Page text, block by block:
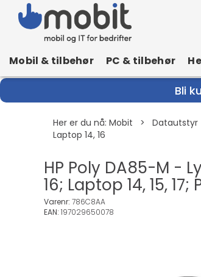
Mobil & tilbehør PC & tilbehør
Bli
Her er du nå: Mobit > Datautstyr
Laptop 14, 16
HP Poly DA85-M -
16; Laptop 14, 15,
Varenr: 786C8AA
EAN: 197029650078